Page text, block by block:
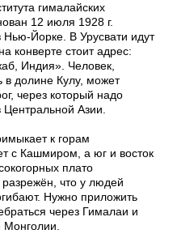
гималайских
12 июля 1928 г.
Йорке. В Урусвати идут
конверте стоит адрес:
Индия». Человек,
в долине Кулу, может
через который надо
Центральной Азии.
к горам
с Кашмиром, а юг и восток
плато
разрежён, что у людей
Нужно приложить
через Гималаи и
Монголии.